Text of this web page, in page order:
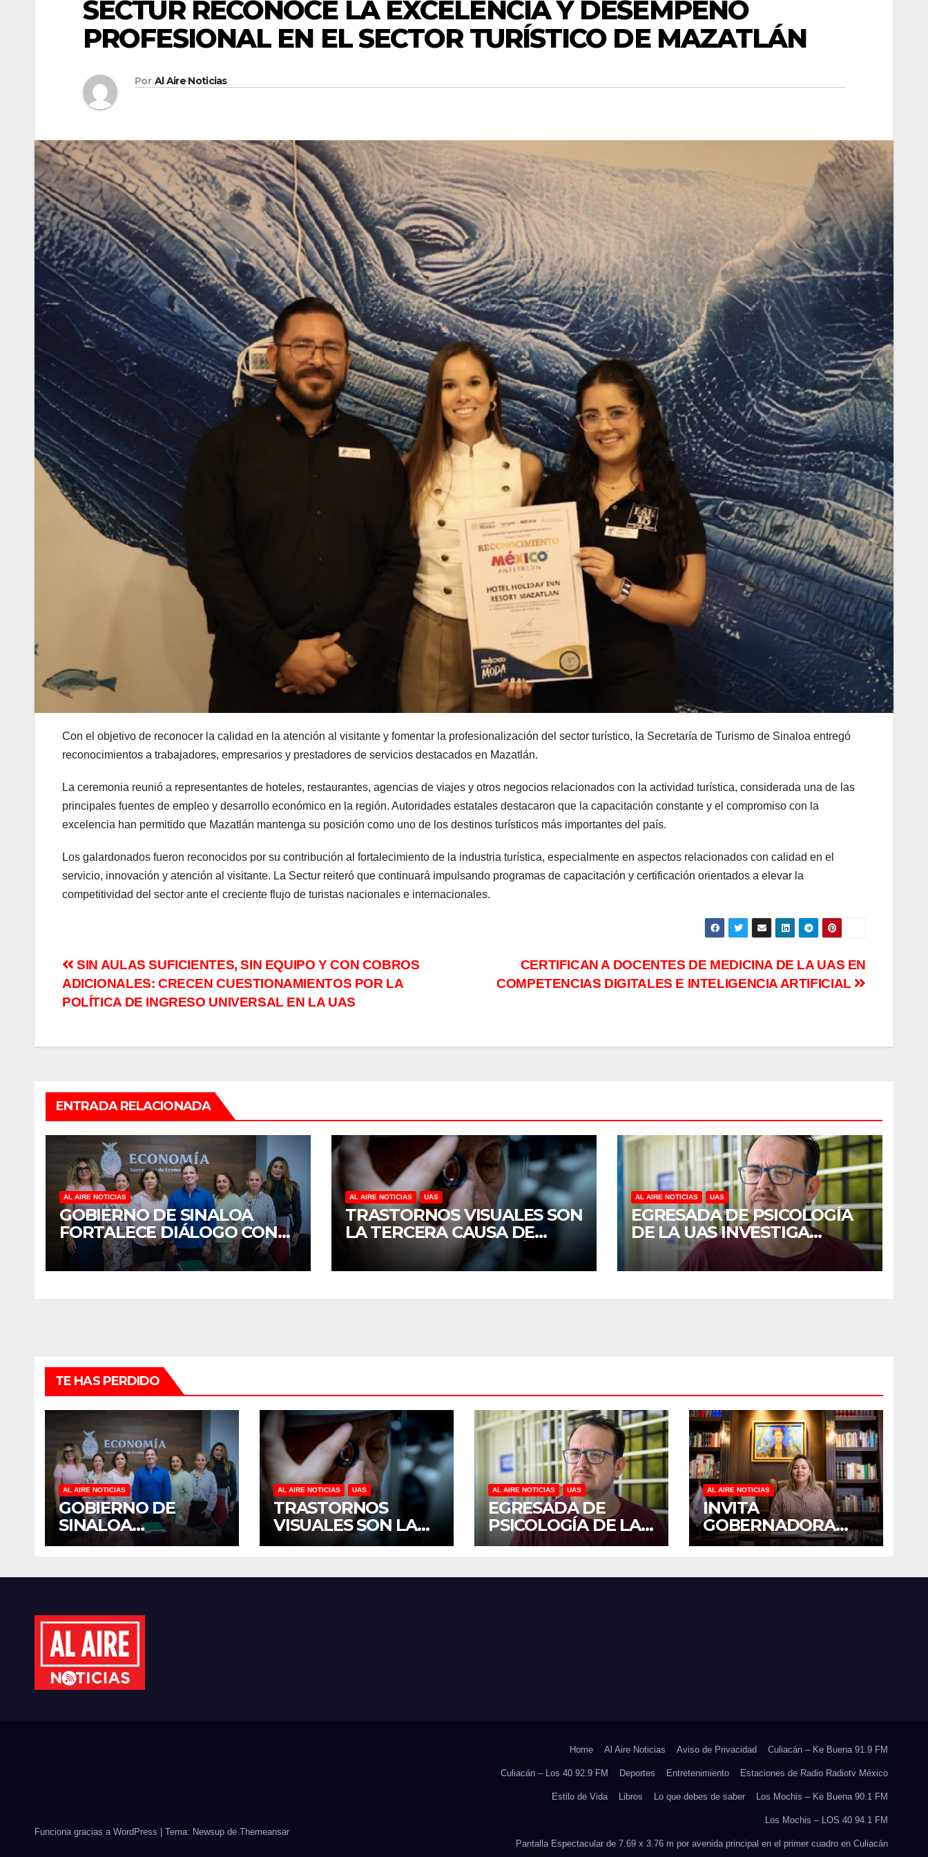
SECTUR RECONOCE LA EXCELENCIA Y DESEMPEÑO
PROFESIONAL EN EL SECTOR TURÍSTICO DE MAZATLÁN
Por Al Aire Noticias
Con el objetivo de reconocer la calidad en la atención al visitante y fomentar la profesionalización del sector turístico, la Secretaría de Turismo de Sinaloa entregó
reconocimientos a trabajadores, empresarios y prestadores de servicios destacados en Mazatlán.
La ceremonia reunió a representantes de hoteles, restaurantes, agencias de viajes y otros negocios relacionados con la actividad turística, considerada una de las
principales fuentes de empleo y desarrollo económico en la región. Autoridades estatales destacaron que la capacitación constante y el compromiso con la
excelencia han permitido que Mazatlán mantenga su posición como uno de los destinos turísticos más importantes del país.
Los galardonados fueron reconocidos por su contribución al fortalecimiento de la industria turística, especialmente en aspectos relacionados con calidad en el
servicio, innovación y atención al visitante. La Sectur reiteró que continuará impulsando programas de capacitación y certificación orientados a elevar la
competitividad del sector ante el creciente flujo de turistas nacionales e internacionales.
Navegación
de
CERTIFICAN A DOCENTES DE MEDICINA DE LA UAS EN
COMPETENCIAS DIGITALES E INTELIGENCIA ARTIFICIAL
SIN AULAS SUFICIENTES, SIN EQUIPO Y CON COBROS
ADICIONALES: CRECEN CUESTIONAMIENTOS POR LA
POLÍTICA DE INGRESO UNIVERSAL EN LA UAS
ENTRADA RELACIONADA
AL AIRE NOTICIAS
GOBIERNO DE SINALOA
FORTALECE DIÁLOGO CON
MUJERES EMPRESARIAS DE
CULIACÁN
AL AIRE NOTICIAS UAS
TRASTORNOS VISUALES SON
LA TERCERA CAUSA DE
DISCAPACIDAD EN MÉXICO,
REVELA ESTUDIO DEL
AL AIRE NOTICIAS UAS
EGRESADA DE PSICOLOGÍA
DE LA UAS INVESTIGA
DUELO ANTICIPADO Y
SOBRECARGA EN
TE HAS PERDIDO
AL AIRE NOTICIAS
GOBIERNO DE
SINALOA
FORTALECE
MUJERES
CULIACÁN
AL AIRE NOTICIAS UAS
TRASTORNOS
VISUALES SON LA
TERCERA CAUSA DE
MÉXICO, REVELA
AL AIRE NOTICIAS UAS
EGRESADA DE
PSICOLOGÍA DE LA
UAS INVESTIGA
Y SOBRECARGA EN
AL AIRE NOTICIAS
INVITA
GOBERNADORA
YERALDINE A
JORNADA
Funciona gracias a WordPress Tema: Newsup de Themeansar
Home Al Aire Noticias Aviso de Privacidad Culiacán – Ke Buena 91.9 FM
Culiacán – Los 40 92.9 FM Deportes Entretenimiento Estaciones de Radio Radiotv México
Estilo de Vida Libros Lo que debes de saber Los Mochis – Ke Buena 90.1 FM
Los Mochis – LOS 40 94.1 FM
Pantalla Espectacular de 7.69 x 3.76 m por avenida principal en el primer cuadro en Culiacán